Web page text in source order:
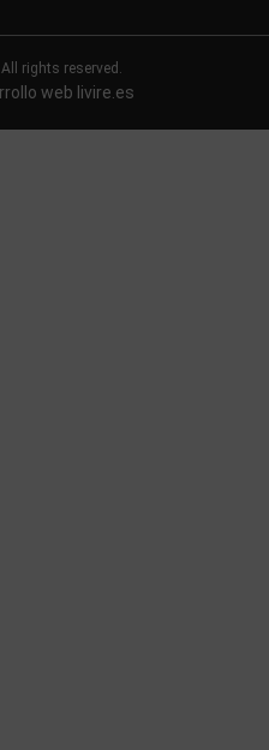
rights reserved.
web livire.es